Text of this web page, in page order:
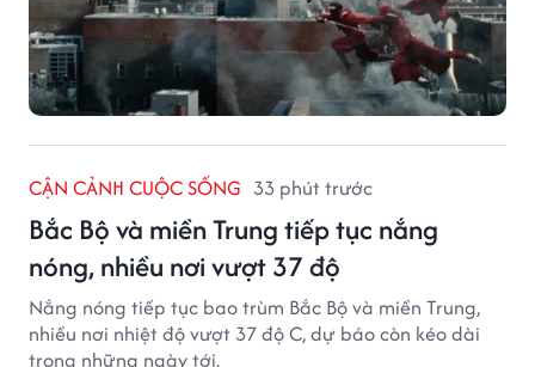
CẬN CẢNH CUỘC SỐNG 33 phút trước
Bắc Bộ và miền Trung tiếp tục nắng
nóng, nhiều nơi vượt 37 độ
Nắng nóng tiếp tục bao trùm Bắc Bộ và miền Trung,
nhiều nơi nhiệt độ vượt 37 độ C, dự báo còn kéo dài
trong những ngày tới.